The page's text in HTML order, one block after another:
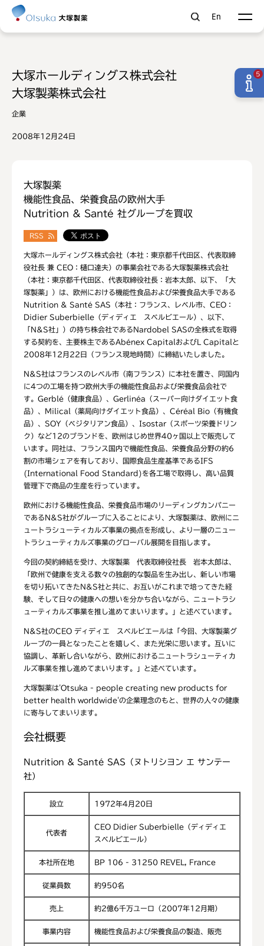
En
大塚ホールディングス株式会社
大塚製薬株式会社
企業
2008年12月24日
大塚製薬
機能性食品、栄養食品の欧州大手
Nutrition & Santé 社グループを買収
RSS
大塚ホールディングス株式会社（本社：東京都千代田区、代表取締
役社長 兼 CEO：樋口達夫）の事業会社である大塚製薬株式会社
（本社：東京都千代田区、代表取締役社長：岩本太郎、以下、「大
塚製薬」）は、欧州における機能性食品および栄養食品大手である
Nutrition & Santé SAS（本社：フランス、レベル市、CEO：
Didier Suberbielle（ディディエ スベルビエール）、以下、
「N&S社」）の持ち株会社であるNardobel SASの全株式を取得
する契約を、主要株主であるAbénex CapitalおよびL Capitalと
2008年12月22日（フランス現地時間）に締結いたしました。
N&S社はフランスのレベル市（南フランス）に本社を置き、同国内
に4つの工場を持つ欧州大手の機能性食品および栄養食品会社で
す。Gerblé（健康食品）、Gerlinéa（スーパー向けダイエット食
品）、Milical（薬局向けダイエット食品）、Céréal Bio（有機食
品）、SOY（ベジタリアン食品）、Isostar（スポーツ栄養ドリン
ク）など12のブランドを、欧州はじめ世界40ヶ国以上で販売して
います。同社は、フランス国内で機能性食品、栄養食品分野の約6
割の市場シェアを有しており、国際食品生産基準であるIFS
(International Food Standard)を各工場で取得し、高い品質
管理下で商品の生産を行っています。
欧州における機能性食品、栄養食品市場のリーディングカンパニー
であるN&S社がグループに入ることにより、大塚製薬は、欧州にニ
ュートラシューティカルズ事業の拠点を形成し、より一層のニュー
トラシューティカルズ事業のグローバル展開を目指します。
今回の契約締結を受け、大塚製薬 代表取締役社長 岩本太郎は、
「欧州で健康を支える数々の独創的な製品を生み出し、新しい市場
を切り拓いてきたN&S社と共に、お互いがこれまで培ってきた経
験、そして日々の健康への想いを分かち合いながら、ニュートラシ
ューティカルズ事業を推し進めてまいります。」と述べています。
N&S社のCEO ディディエ スベルビエールは「今回、大塚製薬グ
ループの一員となったことを嬉しく、また光栄に思います。互いに
協調し、革新し合いながら、欧州におけるニュートラシューティカ
ルズ事業を推し進めてまいります。」と述べています。
大塚製薬は'Otsuka - people creating new products for
better health worldwide'の企業理念のもと、世界の人々の健康
に寄与してまいります。
会社概要
Nutrition & Santé SAS（ヌトリシヨン エ サンテー
社）
設立 1972年4月20日
代表者
CEO Didier Suberbielle（ディディエ
スベルビエール）
本社所在地 BP 106 - 31250 REVEL, France
従業員数 約950名
売上 約2億6千万ユーロ（2007年12月期）
事業内容 機能性食品および栄養食品の製造、販売
5